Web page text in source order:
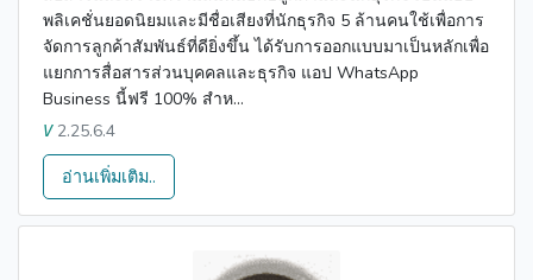
พลิเคชั่นยอดนิยมและมีชื่อเสียงที่นักธุรกิจ 5 ล้านคนใช้เพื่อการ
จัดการลูกค้าสัมพันธ์ที่ดียิ่งขึ้น ได้รับการออกแบบมาเป็นหลักเพื่อ
แยกการสื่อสารส่วนบุคคลและธุรกิจ แอป WhatsApp
Business นี้ฟรี 100% สำห...
V2.25.6.4
อ่านเพิ่มเติม..